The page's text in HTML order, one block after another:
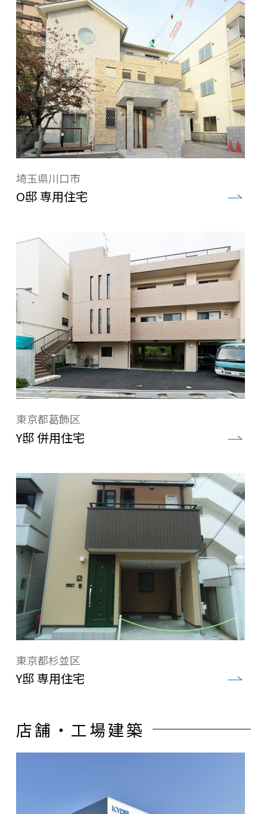
埼玉県川口市
O邸 専用住宅
東京都葛飾区
Y邸 併用住宅
東京都杉並区
Y邸 専用住宅
店舗・工場建築